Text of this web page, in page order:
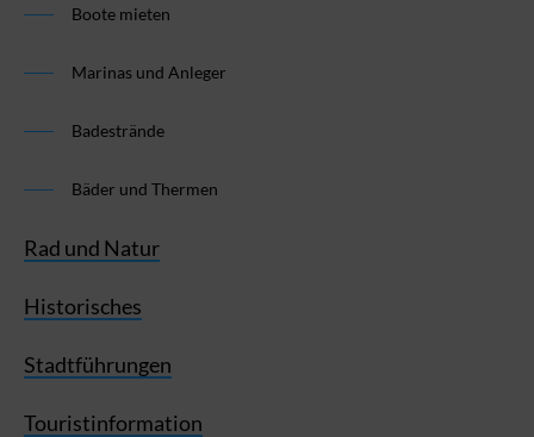
Boote mieten
Marinas und Anleger
Badestrände
Bäder und Thermen
Rad und Natur
Historisches
Stadtführungen
Touristinformation